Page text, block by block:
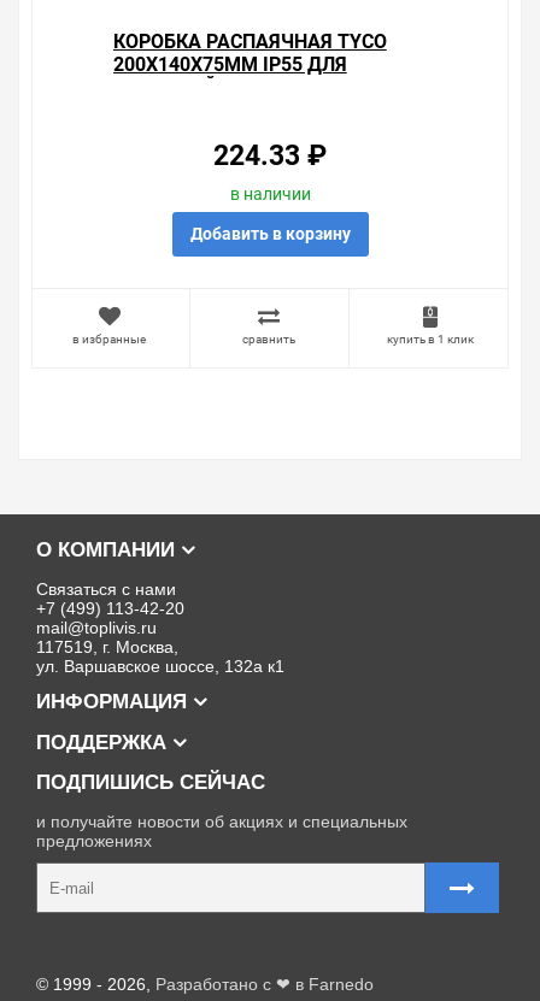
КОРОБКА РАСПАЯЧНАЯ TYCO
200Х140Х75ММ IP55 ДЛЯ
224.33 ₽
в наличии
Добавить в корзину
в избранные сравнить купить в 1 клик
О КОМПАНИИ
Связаться с нами
+7 (499) 113-42-20
mail@toplivis.ru
117519, г. Москва,
ул. Варшавское шоссе, 132а к1
ИНФОРМАЦИЯ
ПОДДЕРЖКА
ПОДПИШИСЬ СЕЙЧАС
и получайте новости об акциях и специальных
предложениях
© 1999 - 2026, Разработано с ❤ в Farnedo